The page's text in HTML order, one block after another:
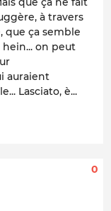
à travers
que ça semble
on peut
auraient
Lasciato, è...
0